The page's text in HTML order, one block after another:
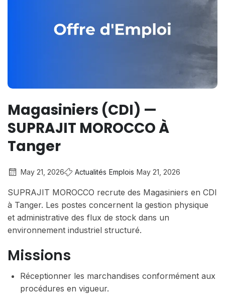
Magasiniers (CDI) —
SUPRAJIT MOROCCO À
Tanger
May 21, 2026 Actualités Emplois May 21, 2026
SUPRAJIT MOROCCO recrute des Magasiniers en CDI
à Tanger. Les postes concernent la gestion physique
et administrative des flux de stock dans un
environnement industriel structuré.
Missions
Réceptionner les marchandises conformément aux
procédures en vigueur.